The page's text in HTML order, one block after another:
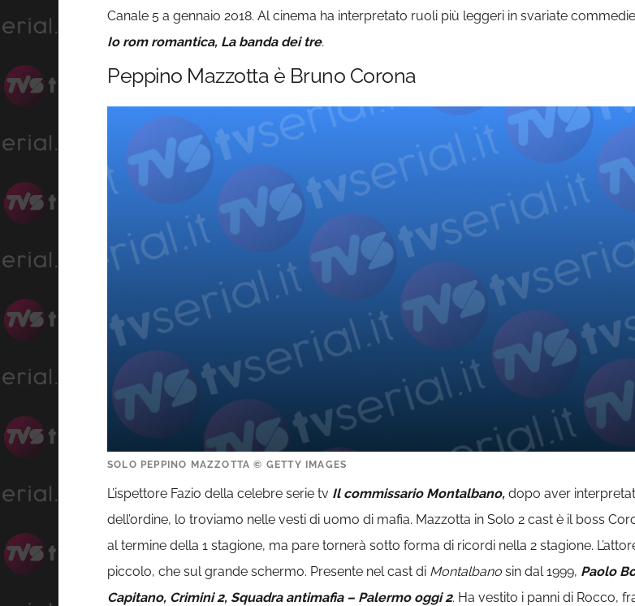
Canale 5 a gennaio 2018. Al cinema ha interpretato ruoli più leggeri in svariate commedie
Io rom romantica, La banda dei tre.
Peppino Mazzotta è Bruno Corona
SOLO PEPPINO MAZZOTTA © GETTY IMAGES
L’ispettore Fazio della celebre serie tv Il commissario Montalbano, dopo aver
dell’ordine, lo troviamo nelle vesti di uomo di mafia. Mazzotta in Solo 2 cast è il boss
al termine della 1 stagione, ma pare tornerà sotto forma di ricordi nella 2 stagione.
piccolo, che sul grande schermo. Presente nel cast di Montalbano sin dal 1999, Paolo
Capitano, Crimini 2, Squadra antimafia – Palermo oggi 2. Ha vestito i panni di Rocco,